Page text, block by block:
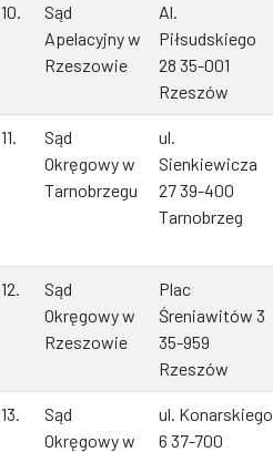
10.
Sąd
Apelacyjny w
Rzeszowie
Al.
Piłsudskiego
28 35-001
Rzeszów
11.
Sąd
Okręgowy w
Tarnobrzegu
ul.
Sienkiewicza
27 39-400
Tarnobrzeg
12.
Sąd
Okręgowy w
Rzeszowie
Plac
Śreniawitów 3
35-959
Rzeszów
13.
Sąd
Okręgowy w
ul. Konarskiego
6 37-700